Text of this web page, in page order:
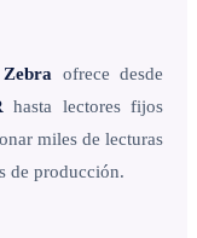
Zebra ofrece desde
hasta lectores fijos
miles de lecturas
de producción.